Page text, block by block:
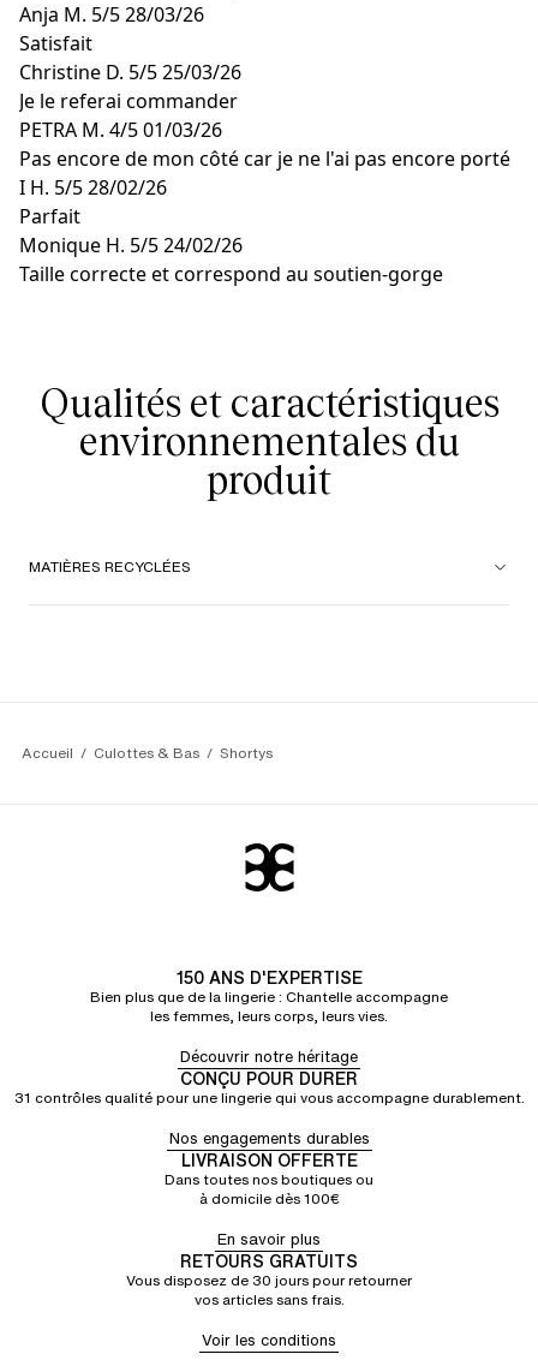
Anja M. 5/528/03/26
Satisfait
Christine D. 5/525/03/26
Je le referai commander
PETRA M. 4/501/03/26
Pas encore de mon côté car je ne l'ai pas encore porté
I H. 5/528/02/26
Parfait
Monique H. 5/524/02/26
Taille correcte et correspond au soutien-gorge
Qualités et caractéristiques
environnementales du
produit
MATIÈRES RECYCLÉES
Accueil Culottes & Bas Shortys
150 ANS D'EXPERTISE
Bien plus que de la lingerie : Chantelle accompagne
les femmes, leurs corps, leurs vies.
Découvrir notre héritage
CONÇU POUR DURER
31 contrôles qualité pour une lingerie qui vous accompagne durablement.
Nos engagements durables
LIVRAISON OFFERTE
Dans toutes nos boutiques ou
à domicile dès 100€
En savoir plus
RETOURS GRATUITS
Vous disposez de 30 jours pour retourner
vos articles sans frais.
Voir les conditions